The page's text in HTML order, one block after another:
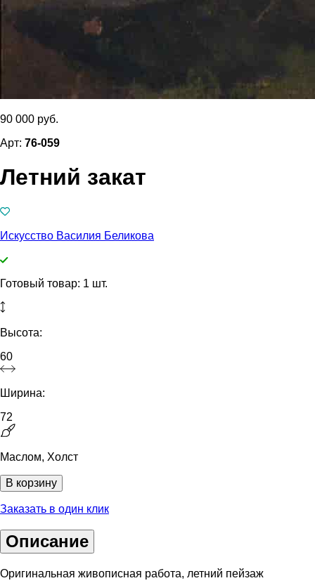
90 000 руб.
Арт: 76-059
Летний закат
Искусство Василия Беликова
Готовый товар: 1 шт.
Высота:
60
Ширина:
72
Маслом, Холст
В корзину
Заказать в один клик
Описание
Оригинальная живописная работа, летний пейзаж